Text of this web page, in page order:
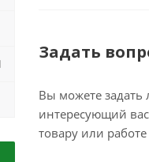
Задать
Вы можете задать
интересующий
товару или